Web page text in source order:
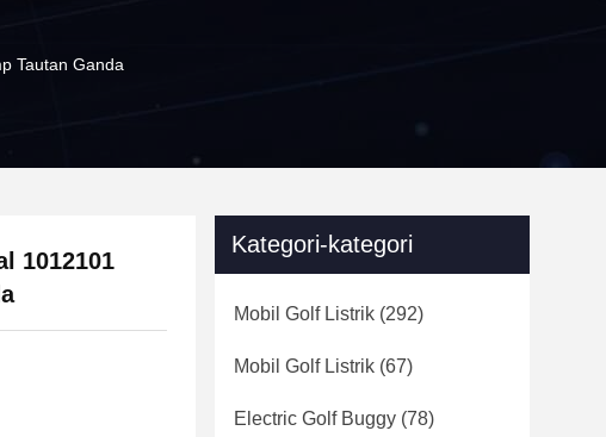
Tautan Ganda
1012101
Kategori-kategori
Mobil Golf Listrik (292)
Mobil Golf Listrik (67)
Electric Golf Buggy (78)